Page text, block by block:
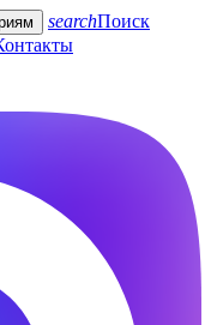
searchПоиск